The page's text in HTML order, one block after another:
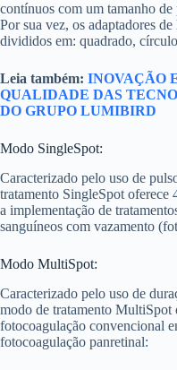
contínuos com um tamanho
Por sua vez, os adaptadores
divididos em: quadrado,
Leia também: INOVAÇÃO
QUALIDADE DAS
DO GRUPO LUMIBIRD
Modo SingleSpot:
Caracterizado pelo uso de
tratamento SingleSpot oferece
a implementação de
sanguíneos com vazamento
Modo MultiSpot:
Caracterizado pelo uso de
modo de tratamento MultiSpot
fotocoagulação convencional
fotocoagulação panretinal: